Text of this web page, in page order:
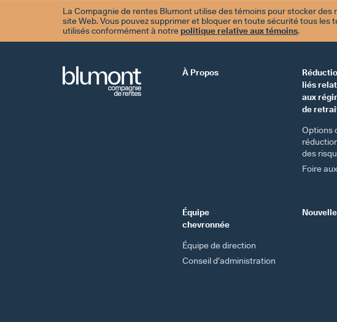
AUTRES NOUVELLES
La Compagnie de rentes Blumont utilise des témoins pour stocker
site Web. Vous pouvez supprimer et bloquer en toute sécurité tous
utilisés conformément à notrepolitique relative aux témoins.
À Propos
liés
aux
de
Options
des
Foire
Équipe
chevronnée
Équipe de direction
Conseil d’administration